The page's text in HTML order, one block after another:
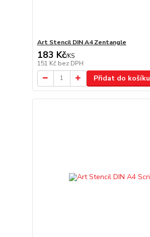
Art Stencil DIN A4 Zentangle
183 Kč/KS
151 Kč bez DPH
Přidat do košíku